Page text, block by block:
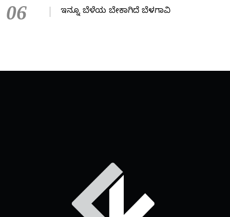
06 ಇನ್ನೂ ಬೆಳೆಯ ಬೇಕಾಗಿದೆ ಬೆಳಗಾವಿ